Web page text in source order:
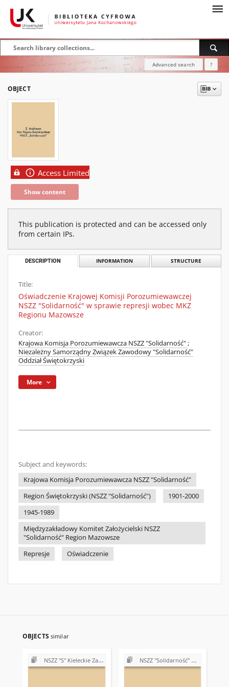
Advanced search ?
OBJECT
Access Limited
Show content
This publication is protected and can be accessed only
from certain IPs.
DESCRIPTION INFORMATION STRUCTURE
Title:
Oświadczenie Krajowej Komisji Porozumiewawczej
NSZZ "Solidarność" w sprawie represji wobec MKZ
Regionu Mazowsze
Creator:
Krajowa Komisja Porozumiewawcza NSZZ "Solidarność";
Niezależny Samorządny Związek Zawodowy "Solidarność"
Oddział Świętokrzyski
More
Subject and keywords:
Krajowa Komisja Porozumiewawcza NSZZ "Solidarność"
Region Świętokrzyski (NSZZ "Solidarność")
1901-2000
1945-1989
Międzyzakładowy Komitet Założycielski NSZZ
"Solidarność" Region Mazowsze
Represje
Oświadczenie
OBJECTS similar
NSZZ "S" Kieleckie Zakłady Przemysłu Wapienniczego Miedzianka k/Kielc NSZZ "Solidarność" w Zespole Opieki Zdrowotnej w Kazimierzy Wielkiej